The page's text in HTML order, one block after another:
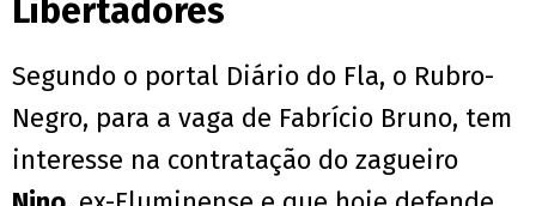
Libertadores
Segundo o portal Diário do Fla, o Rubro-
Negro, para a vaga de Fabrício Bruno, tem
interesse na contratação do zagueiro